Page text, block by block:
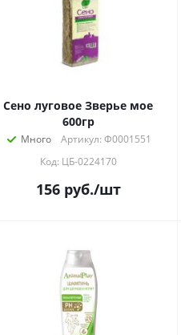
Сено луговое Зверье мое
600гр
Много
Артикул: Ф0001551
Код: ЦБ-0224170
156руб./шт